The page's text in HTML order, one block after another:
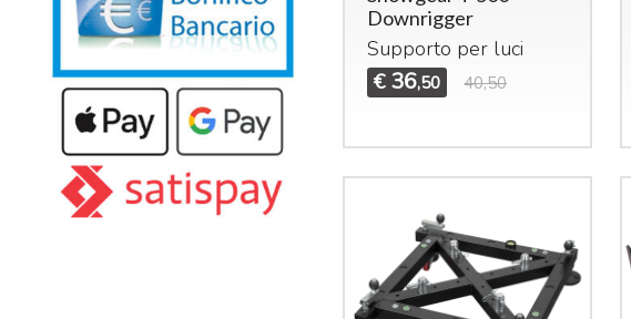
Downrigger
Supporto per luci
€ 36,50 40,50